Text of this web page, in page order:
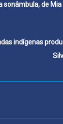
Terra sonâmbula,
indígenas